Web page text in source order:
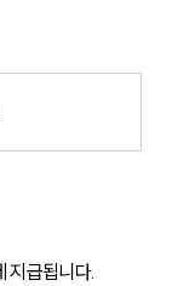
지급됩니다.